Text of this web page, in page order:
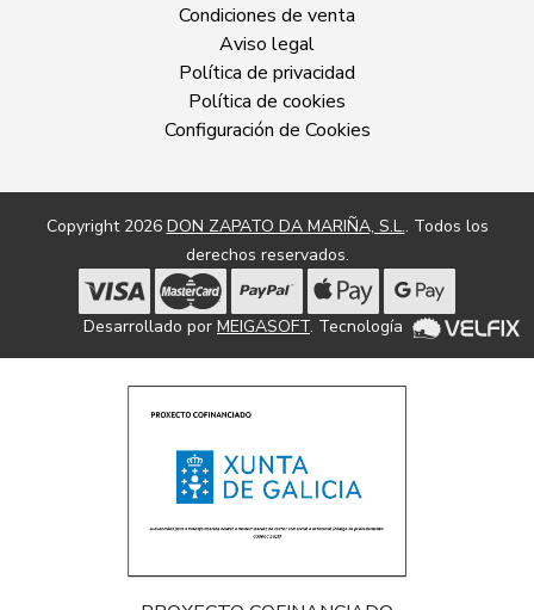
Condiciones de venta
Aviso legal
Política de privacidad
Política de cookies
Configuración de Cookies
Copyright 2026 DON ZAPATO DA MARIÑA, S.L.. Todos los
derechos reservados.
Desarrollado por MEIGASOFT. Tecnología